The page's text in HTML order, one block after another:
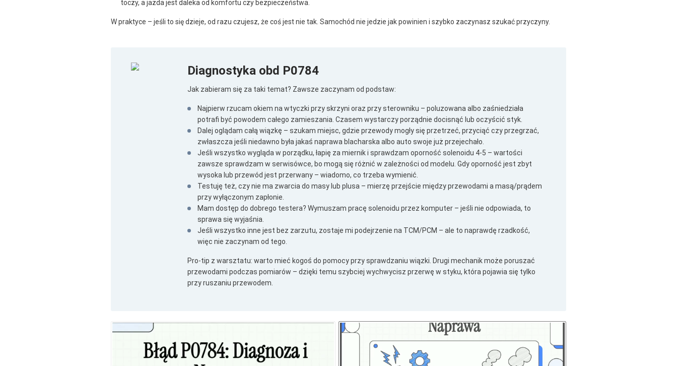
toczy, a jazda jest daleka od komfortu czy bezpieczeństwa.
W praktyce – jeśli to się dzieje, od razu czujesz, że coś jest nie tak. Samochód nie jedzie jak powinien i szybko zaczynasz szukać przyczyny.
Diagnostyka obd P0784
Jak zabieram się za taki temat? Zawsze zaczynam od podstaw:
Najpierw rzucam okiem na wtyczki przy skrzyni oraz przy sterowniku – poluzowana albo zaśniedziała
potrafi być powodem całego zamieszania. Czasem wystarczy porządnie docisnąć lub oczyścić styk.
Dalej oglądam całą wiązkę – szukam miejsc, gdzie przewody mogły się przetrzeć, przyciąć czy przegrzać,
zwłaszcza jeśli niedawno była jakaś naprawa blacharska albo auto swoje już przejechało.
Jeśli wszystko wygląda w porządku, łapię za miernik i sprawdzam oporność solenoidu 4-5 – wartości
zawsze sprawdzam w serwisówce, bo mogą się różnić w zależności od modelu. Gdy oporność jest zbyt
wysoka lub przewód jest przerwany – wiadomo, co trzeba wymienić.
Testuję też, czy nie ma zwarcia do masy lub plusa – mierzę przejście między przewodami a masą/prądem
przy wyłączonym zapłonie.
Mam dostęp do dobrego testera? Wymuszam pracę solenoidu przez komputer – jeśli nie odpowiada, to
sprawa się wyjaśnia.
Jeśli wszystko inne jest bez zarzutu, zostaje mi podejrzenie na TCM/PCM – ale to naprawdę rzadkość,
więc nie zaczynam od tego.
Pro-tip z warsztatu: warto mieć kogoś do pomocy przy sprawdzaniu wiązki. Drugi mechanik może poruszać
przewodami podczas pomiarów – dzięki temu szybciej wychwycisz przerwę w styku, która pojawia się tylko
przy ruszaniu przewodem.